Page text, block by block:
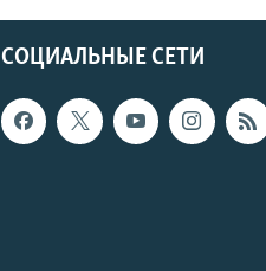
СОЦИАЛЬНЫЕ СЕТИ